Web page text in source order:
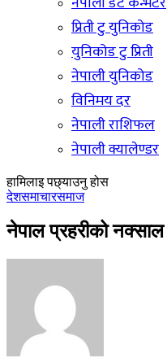
प्रिती टु युनिकोड
युनिकोड टु प्रिती
नेपाली युनिकोड
विनिमय दर
नेपाली राशिफल
नेपाली क्यालेण्डर
हामिलाइ पछ्याउनु होस
देशसमाचारसमाज
नेपाल प्रहरीको